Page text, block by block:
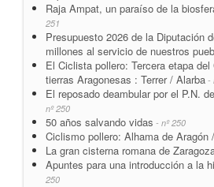
Raja Ampat, un paraíso de la
251
Presupuesto 2026 de la Diputación
millones al servicio de nuestros
El Ciclista pollero: Tercera etapa
tierras Aragonesas : Terrer / Alarba -
El reposado deambular por el P.N.
nº 250
50 años salvando vidas - nº 250
Ciclismo pollero: Alhama de Aragón
La gran cisterna romana de
Apuntes para una introducción a la
250